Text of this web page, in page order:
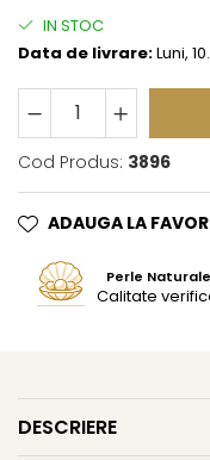
IN STOC
Data de livrare:Luni,
Cod Produs: 3896
ADAUGA LA
Perle
Calitate
DESCRIERE